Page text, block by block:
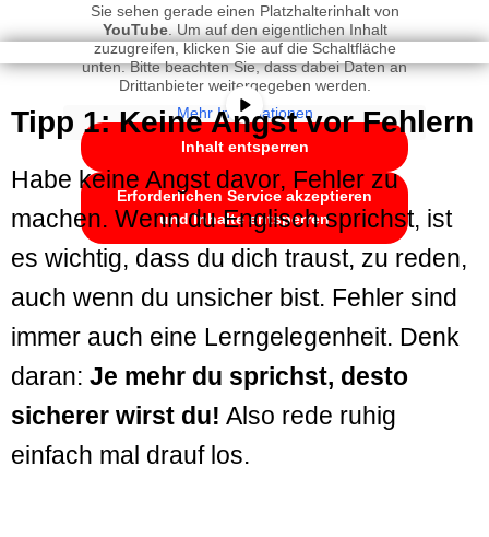
Sie sehen gerade einen Platzhalterinhalt von
YouTube. Um auf den eigentlichen Inhalt
zuzugreifen, klicken Sie auf die Schaltfläche
unten. Bitte beachten Sie, dass dabei Daten an
Drittanbieter weitergegeben werden.
Mehr Informationen
Inhalt entsperren
Erforderlichen Service akzeptieren
und Inhalte entsperren
Tipp 1: Keine Angst vor Fehlern
Habe keine Angst davor, Fehler zu
machen. Wenn du Englisch sprichst, ist
es wichtig, dass du dich traust, zu reden,
auch wenn du unsicher bist. Fehler sind
immer auch eine Lerngelegenheit. Denk
daran: Je mehr du sprichst, desto
sicherer wirst du! Also rede ruhig
einfach mal drauf los.